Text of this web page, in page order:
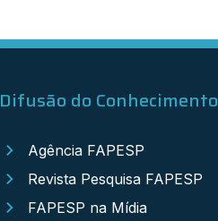
Difusão do Conhecimento
Agência FAPESP
Revista Pesquisa FAPESP
FAPESP na Mídia